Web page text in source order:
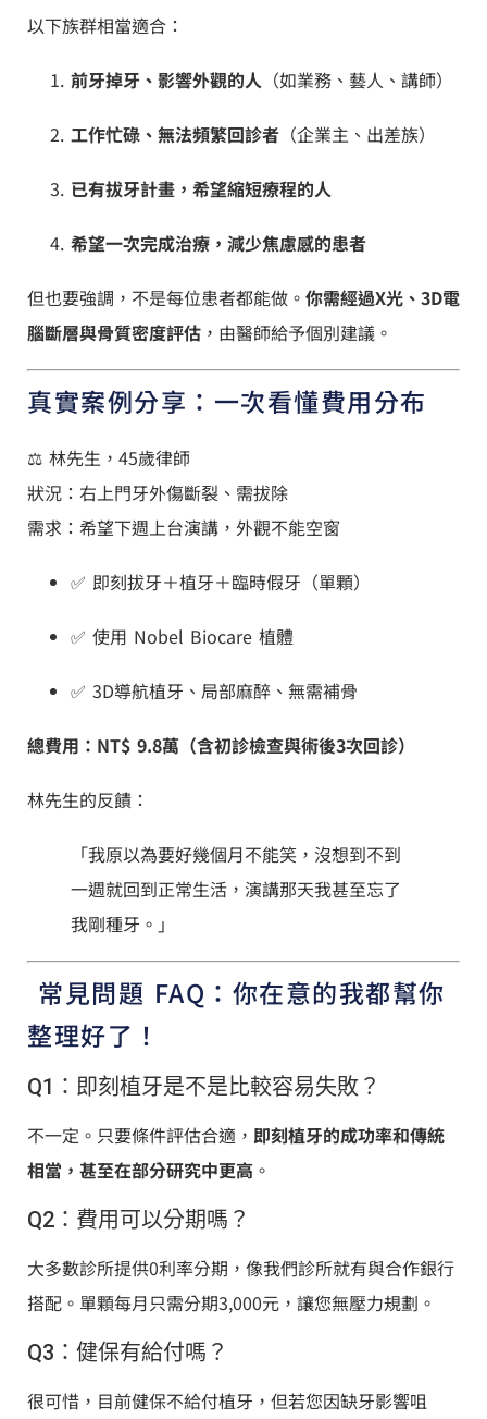
以下族群相當適合：
前牙掉牙、影響外觀的人 （如業務、藝人、講師）
工作忙碌、無法頻繁回診者 （企業主、出差族）
已有拔牙計畫，希望縮短療程的人
希望一次完成治療，減少焦慮感的患者
但也要強調，不是每位患者都能做。 你需經過X光、3D電
腦斷層與骨質密度評估 ，由醫師給予個別建議。
真實案例分享：一次看懂費用分布
‍⚖️ 林先生，45歲律師
狀況：右上門牙外傷斷裂、需拔除
需求：希望下週上台演講，外觀不能空窗
✅ 即刻拔牙＋植牙＋臨時假牙（單顆）
✅ 使用 Nobel Biocare 植體
✅ 3D導航植牙、局部麻醉、無需補骨
總費用：NT$ 9.8萬（含初診檢查與術後3次回診）
林先生的反饋：
「我原以為要好幾個月不能笑，沒想到不到
一週就回到正常生活，演講那天我甚至忘了
我剛種牙。」
️ 常見問題 FAQ：你在意的我都幫你
整理好了！
Q1：即刻植牙是不是比較容易失敗？
不一定。只要條件評估合適， 即刻植牙的成功率和傳統
相當，甚至在部分研究中更高 。
Q2：費用可以分期嗎？
大多數診所提供0利率分期，像我們診所就有與合作銀行
搭配。單顆每月只需分期3,000元，讓您無壓力規劃。
Q3：健保有給付嗎？
很可惜，目前健保不給付植牙，但若您因缺牙影響咀